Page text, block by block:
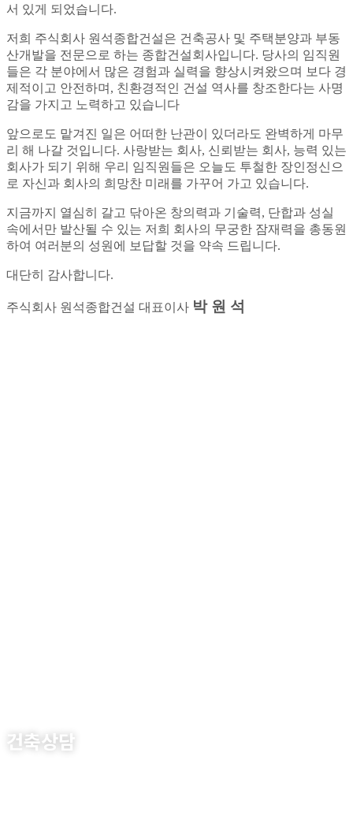
서 있게 되었습니다.
저희 주식회사 원석종합건설은 건축공사 및 주택분양과 부동
산개발을 전문으로 하는 종합건설회사입니다. 당사의 임직원
들은 각 분야에서 많은 경험과 실력을 향상시켜왔으며 보다 경
제적이고 안전하며, 친환경적인 건설 역사를 창조한다는 사명
감을 가지고 노력하고 있습니다
앞으로도 맡겨진 일은 어떠한 난관이 있더라도 완벽하게 마무
리 해 나갈 것입니다. 사랑받는 회사, 신뢰받는 회사, 능력 있는
회사가 되기 위해 우리 임직원들은 오늘도 투철한 장인정신으
로 자신과 회사의 희망찬 미래를 가꾸어 가고 있습니다.
지금까지 열심히 갈고 닦아온 창의력과 기술력, 단합과 성실
속에서만 발산될 수 있는 저희 회사의 무궁한 잠재력을 총동원
하여 여러분의 성원에 보답할 것을 약속 드립니다.
대단히 감사합니다.
주식회사 원석종합건설 대표이사 박 원 석
건축상담